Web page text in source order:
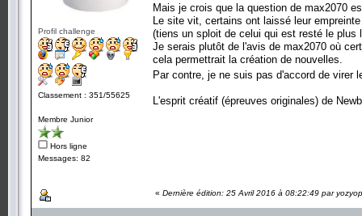
Profil challenge
Classement : 351/55625
Membre Junior
Hors ligne
Messages: 82
Mais je crois que la question de max2070
Le site vit, certains ont laissé leur
(tiens un sploit de celui qui est resté le
Je serais plutôt de l'avis de max2070 où
cela permettrait la création de nouvelles.
Par contre, je ne suis pas d'accord de
L'esprit créatif (épreuves originales) de
« Dernière édition: 25 Avril 2016 à 08:22:49 par yozyop